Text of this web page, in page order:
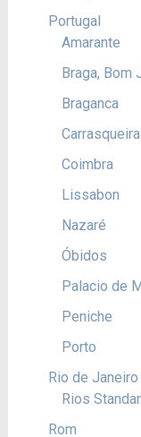
Portugal
Amarante
Braga, Bom
Braganca
Carrasqueira
Coimbra
Lissabon
Nazaré
Óbidos
Palacio de
Peniche
Porto
Rio de Janeiro
Rios
Rom